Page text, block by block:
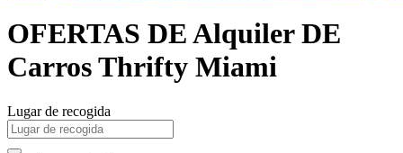
OFERTAS DE Alquiler DE
Carros Thrifty Miami
Lugar de recogida